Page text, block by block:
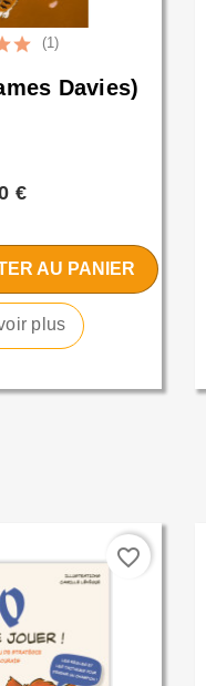
Davies)
€
AU PANIER
plus
(1)
favorite_border